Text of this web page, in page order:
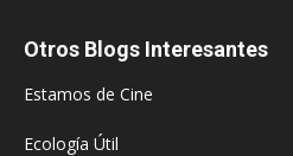
Otros Blogs Interesantes
Estamos de Cine
Ecología Útil